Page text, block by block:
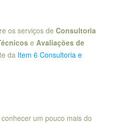
os serviços de Consultoria
e Avaliações de
da Item 6 Consultoria e
um pouco mais do